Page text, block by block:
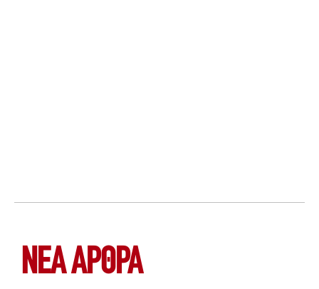
ΝΕΑ ΆΡΘΡΑ